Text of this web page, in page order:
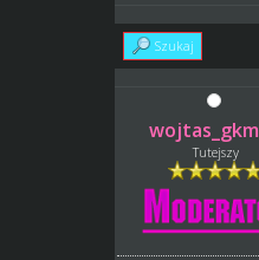
Szukaj
wojtas_gkm
Tutejszy